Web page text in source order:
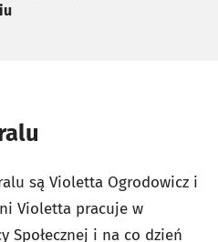
są Violetta Ogrodowicz i
Violetta pracuje w
Społecznej i na co dzień